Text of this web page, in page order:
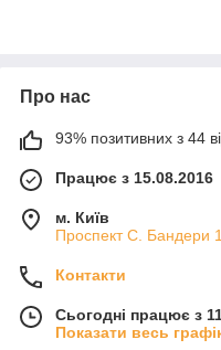
Про нас
93% позитивних з 44
Працює з 15.08.2016
м. Київ
Проспект С. Бандери
Контакти
Сьогодні працює з
Показати весь